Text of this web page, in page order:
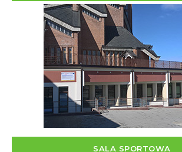
SALA SPORTOWA